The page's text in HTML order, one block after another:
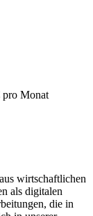
pro Monat
wirtschaftlichen
als digitalen
die in